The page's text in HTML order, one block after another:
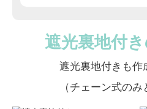
遮光裏地付
遮光裏地付きも作
（チェーン式のみ